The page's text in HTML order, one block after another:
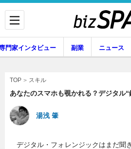
企業インタビュー
門家インタビュー 副業 ニュース
TOP スキル
あなたのスマホも覗かれる？デジタル
湯浅 肇
デジタル・フォレンジックはまだ聞